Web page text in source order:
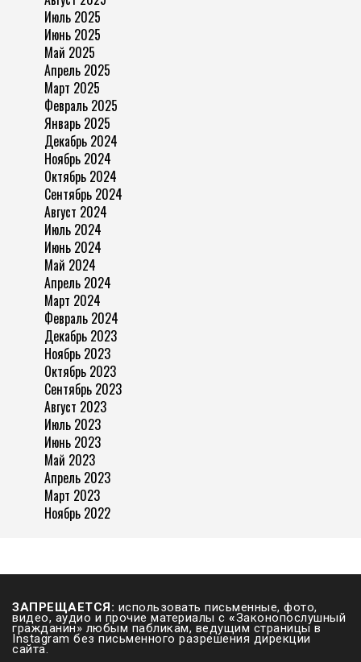
Июль 2025
Июнь 2025
Май 2025
Апрель 2025
Март 2025
Февраль 2025
Январь 2025
Декабрь 2024
Ноябрь 2024
Октябрь 2024
Сентябрь 2024
Август 2024
Июль 2024
Июнь 2024
Май 2024
Апрель 2024
Март 2024
Февраль 2024
Декабрь 2023
Ноябрь 2023
Октябрь 2023
Сентябрь 2023
Август 2023
Июль 2023
Июнь 2023
Май 2023
Апрель 2023
Март 2023
Ноябрь 2022
ЗАПРЕЩАЕТСЯ: использовать письменные, фото,
видео, аудио и прочие материалы с «Законопослушный
гражданин» любым пабликам, ведущим страницы в
Instagram без письменного разрешения дирекции
сайта.